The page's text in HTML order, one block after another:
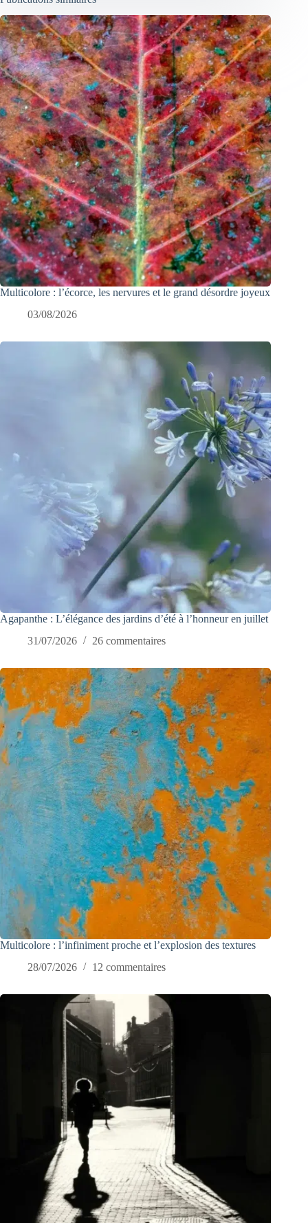
Multicolore : l’écorce, les nervures et le grand désordre joyeux
03/08/2026
Agapanthe : L’élégance des jardins d’été à l’honneur en juillet
31/07/2026
26 commentaires
Multicolore : l’infiniment proche et l’explosion des textures
28/07/2026
12 commentaires